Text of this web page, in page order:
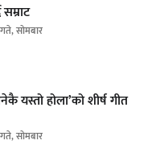
सम्राट
सोमबार
यस्तो होला’को शीर्ष गीत
सोमबार